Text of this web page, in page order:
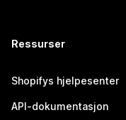
Ressurser
Shopifys hjelpesenter
API-dokumentasjon